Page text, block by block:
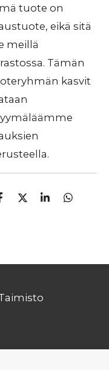
tuote on
eikä sitä
meillä
Tämän
kasvit
J
J
J